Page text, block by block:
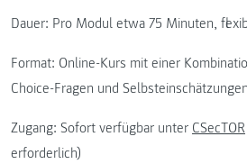
Dauer: Pro Modul etwa 75 Minuten,
Format: Online-Kurs mit einer
Choice-Fragen und
Zugang: Sofort verfügbar unter CSecTOR
erforderlich)